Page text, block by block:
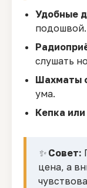
Удобные
подошвой.
слушать
Шахматы
ума.
Кепка
✨ Совет:
цена, а